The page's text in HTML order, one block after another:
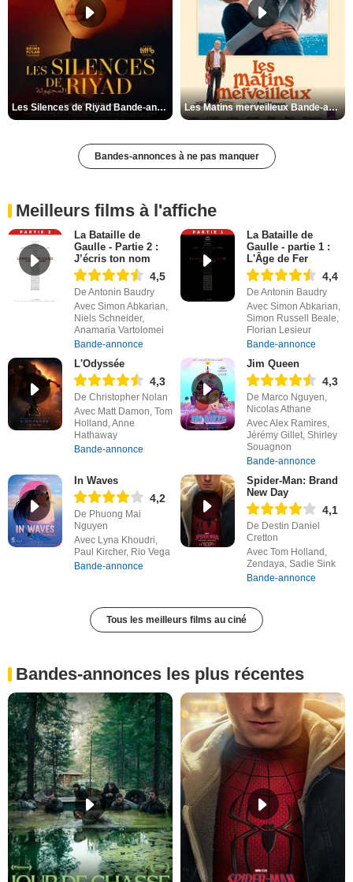
Les Silences de Riyad Bande-annonce VO STFR Les Matins merveilleux Bande-annonce VF
Bandes-annonces à ne pas manquer
Meilleurs films à l'affiche
La Bataille de
Gaulle - Partie 2 :
J’écris ton nom
4,5
De Antonin Baudry
Avec Simon Abkarian,
Niels Schneider,
Anamaria Vartolomei
Bande-annonce
La Bataille de
Gaulle - partie 1 :
L'Âge de Fer
4,4
De Antonin Baudry
Avec Simon Abkarian,
Simon Russell Beale,
Florian Lesieur
Bande-annonce
L'Odyssée
4,3
De Christopher Nolan
Avec Matt Damon, Tom
Holland, Anne
Hathaway
Bande-annonce
Jim Queen
4,3
De Marco Nguyen,
Nicolas Athane
Avec Alex Ramires,
Jérémy Gillet, Shirley
Souagnon
Bande-annonce
In Waves
4,2
De Phuong Mai
Nguyen
Avec Lyna Khoudri,
Paul Kircher, Rio Vega
Bande-annonce
Spider-Man: Brand
New Day
4,1
De Destin Daniel
Cretton
Avec Tom Holland,
Zendaya, Sadie Sink
Bande-annonce
Tous les meilleurs films au ciné
Bandes-annonces les plus récentes